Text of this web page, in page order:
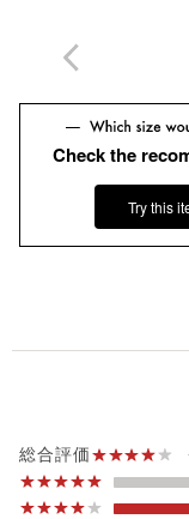
・アウトレット商品
れが見られる場合に
まの状態でお送りい
・返品、ご注文確定
・セールアイテムは
が、ご購入後のアイ
よりご連絡をいただ
合は返金でのご対応
Check the
Try this
総合評価